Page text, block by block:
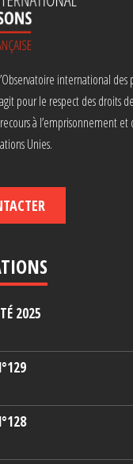
international des
pour le respect des droits
à l’emprisonnement et
Unies.
2025